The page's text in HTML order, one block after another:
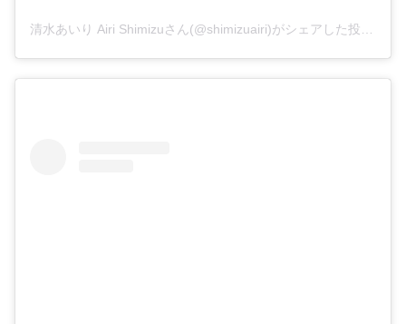
清水あいり Airi Shimizuさん(@shimizuairi)がシェアした投稿